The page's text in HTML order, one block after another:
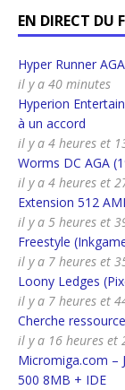
EN DIRECT DU
Hyper Runner
il y a 40 minutes
Hyperion
à un accord
il y a 4 heures et
Worms DC AGA
il y a 4 heures et
Extension 512
il y a 5 heures et
Freestyle
il y a 7 heures et
Loony Ledges
il y a 7 heures et
Cherche
il y a 16 heures et
Micromiga.com –
500 8MB + IDE